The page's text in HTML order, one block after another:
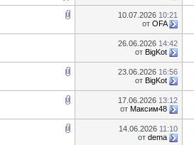
10.07.2026 10:21
от OFA
26.06.2026 14:42
от BigKot
23.06.2026 16:56
от BigKot
17.06.2026 13:12
от Максим48
14.06.2026 11:10
от dema